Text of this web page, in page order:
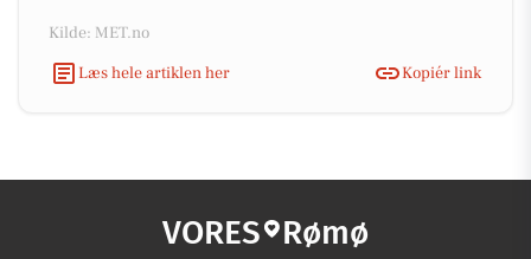
Kilde: MET.no
Læs hele artiklen her
Kopiér link
VORES Rømø